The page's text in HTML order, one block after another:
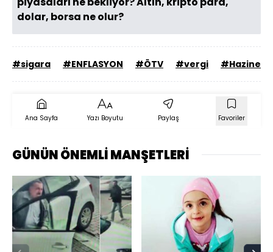
dolar, borsa ne olur?
#sigara #ENFLASYON #ÖTV #vergi #Hazine
Ana Sayfa Yazı Boyutu Paylaş Favoriler
GÜNÜN ÖNEMLİ MANŞETLERİ